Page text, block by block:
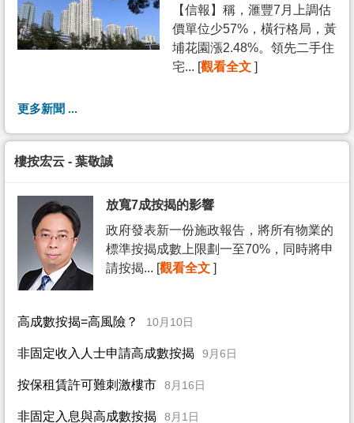
【信報】稱，滙豐7月上調估
價單位少57%，橫行格局，黃
埔花園漲2.48%。領先二手住
宅... [觀看全文 ]
更多新聞 ...
樓按宏云 - 葉敬誠
放寬7成按揭的影響
政府發表新一份施政報告，將所有物業的
標準按揭成數上限劃一至70%，同時將申
請按揭... [觀看全文 ]
高成數按揭=高風險？ 10月10日
非固定收入人士申請高成數按揭 9月6日
按保租賃許可難刺激樓市 8月16日
非固定入息與高成數按揭 8月1日